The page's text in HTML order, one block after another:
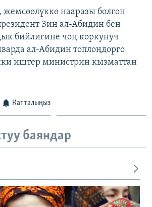
нааразы болгон
Зин ал-Абидин бен
бийлигине чоң коркунуч
ал-Абидин топлоңдорго
иштер министрин кызматтан
Катталыңыз
баяндар